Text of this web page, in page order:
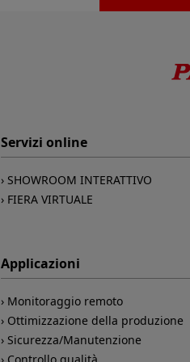
Servizi online
SHOWROOM INTERATTIVO
FIERA VIRTUALE
Applicazioni
Monitoraggio remoto
Ottimizzazione della produzione
Sicurezza/Manutenzione